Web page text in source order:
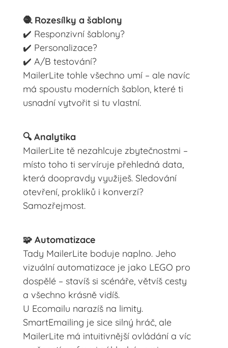
🧶 Rozesílky a šablony
✔️ Responzivní šablony?
✔️ Personalizace?
✔️ A/B testování?
MailerLite tohle všechno umí – ale navíc
má spoustu moderních šablon, které ti
usnadní vytvořit si tu vlastní.
🔍 Analytika
MailerLite tě nezahlcuje zbytečnostmi –
místo toho ti servíruje přehledná data,
která doopravdy využiješ. Sledování
otevření, prokliků i konverzí?
Samozřejmost.
🧩 Automatizace
Tady MailerLite boduje naplno. Jeho
vizuální automatizace je jako LEGO pro
dospělé – stavíš si scénáře, větvíš cesty
a všechno krásně vidíš.
U Ecomailu narazíš na limity.
SmartEmailing je sice silný hráč, ale
MailerLite má intuitivnější ovládání a víc